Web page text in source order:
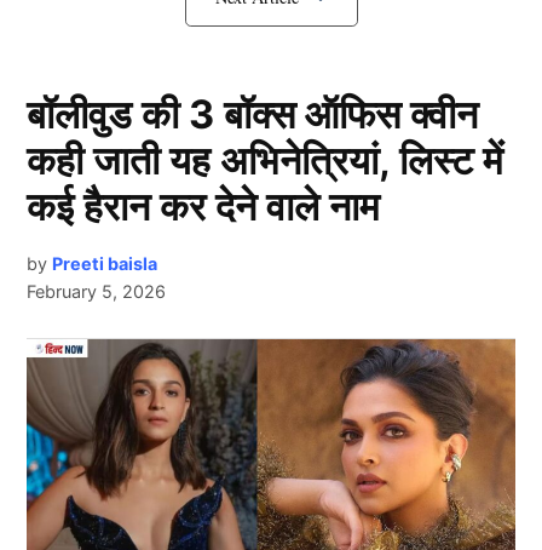
जड़ा शतक
Vaibhav Suryavanshi
एशिया कप राइजिंग स्टार्स 2025 में भारतीय युवा बल्लेबाज वैभव
सूर्यवंशी (Vaibhav Suryavanshi) ने धमाकेदार प्रदर्शन कर
तहलका मचा दिया है। मात्र 14 वर्ष की आयु में वैभव ने इस
Next Article
बॉलीवुड की 3 बॉक्स ऑफिस क्वीन
कही जाती यह अभिनेत्रियां, लिस्ट में
कई हैरान कर देने वाले नाम
by Preeti baisla
February 5, 2026